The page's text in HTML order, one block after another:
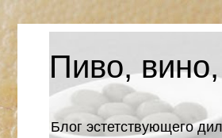
Пиво,
Блог эстетствующего